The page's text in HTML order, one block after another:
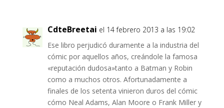
CdteBreetai el 14 febrero 2013 a las 19:02
Ese libro perjudicó duramente a la industria del
cómic por aquellos años, creándole la famosa
«reputación dudosa»tanto a Batman y Robin
como a muchos otros. Afortunadamente a
finales de los setenta vinieron duros del cómic
cómo Neal Adams, Alan Moore o Frank Miller y